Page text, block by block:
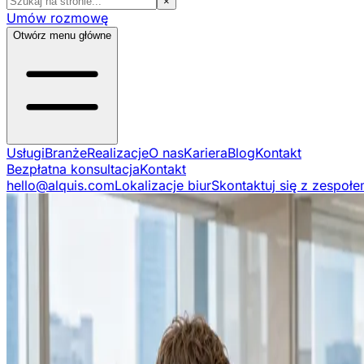
Umów rozmowę
Otwórz menu główne
UsługiBranżeRealizacjeO nasKarieraBlogKontakt
Bezpłatna konsultacjaKontakt
hello@alquis.comLokalizacje biurSkontaktuj się z